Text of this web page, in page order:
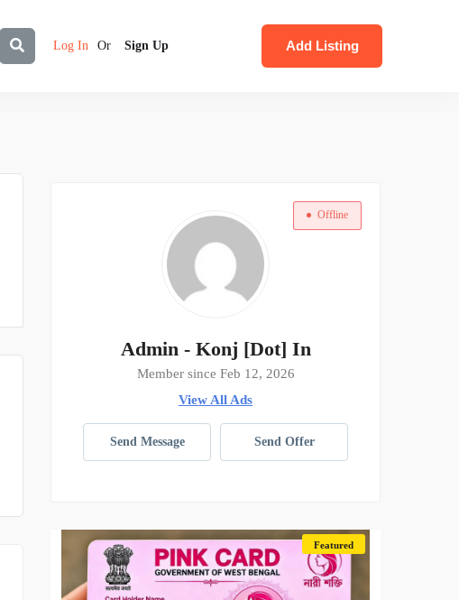
Log In Or Sign Up Add Listing
Offline
Admin - Konj [Dot] In
Member since Feb 12, 2026
View All Ads
Send Message Send Offer
Featured